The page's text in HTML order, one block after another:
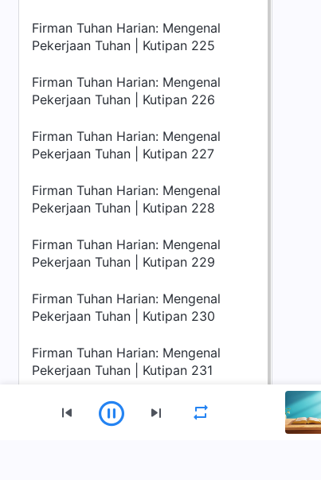
Firman Tuhan Harian: Mengenal
Pekerjaan Tuhan | Kutipan 225
Firman Tuhan Harian: Mengenal
Pekerjaan Tuhan | Kutipan 226
Firman Tuhan Harian: Mengenal
Pekerjaan Tuhan | Kutipan 227
Firman Tuhan Harian: Mengenal
Pekerjaan Tuhan | Kutipan 228
Firman Tuhan Harian: Mengenal
Pekerjaan Tuhan | Kutipan 229
Firman Tuhan Harian: Mengenal
Pekerjaan Tuhan | Kutipan 230
Firman Tuhan Harian: Mengenal
Pekerjaan Tuhan | Kutipan 231